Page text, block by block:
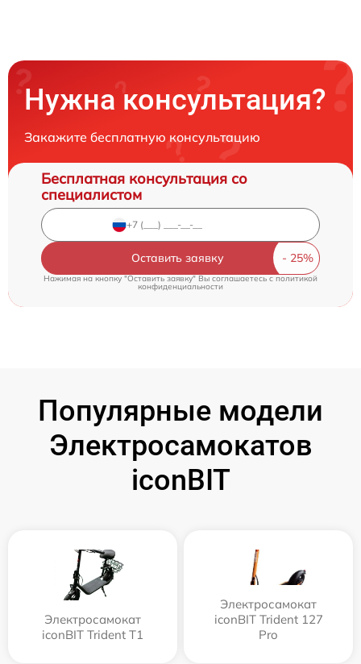
Нужна консультация?
Закажите бесплатную консультацию
Бесплатная консультация со
специалистом
Оставить заявку
Нажимая на кнопку "Оставить заявку" Вы соглашаетесь cполитикой
конфиденциальности
Популярные модели
Электросамокатов
iconBIT
Электросамокат
iconBIT Trident T1
Электросамокат
iconBIT Trident 127
Pro